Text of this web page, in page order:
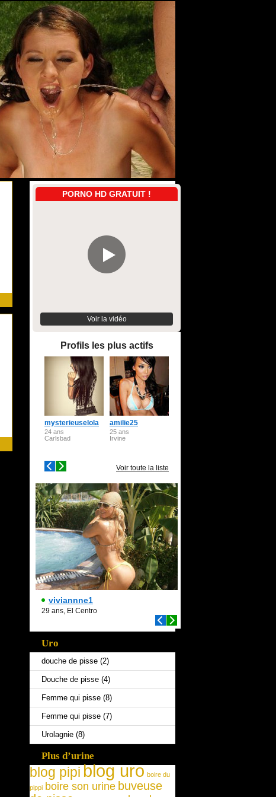
Uro
douche de pisse (2)
Douche de pisse (4)
Femme qui pisse (8)
Femme qui pisse (7)
Urolagnie (8)
Plus d’urine
blog pipiblog uro boire du
pippi boire son urine buveuse